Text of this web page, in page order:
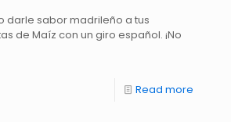
darle sabor madrileño a tus
de Maíz con un giro español. ¡No
Read more